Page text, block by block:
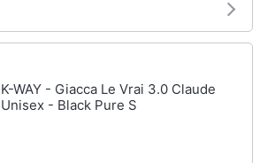
K-WAY - Giacca Le Vrai 3.0 Claude
Unisex - Black Pure S